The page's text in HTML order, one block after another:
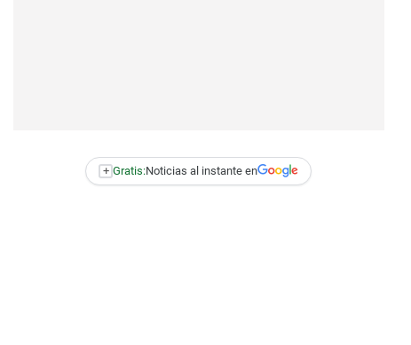
+ Gratis:Noticias al instante en